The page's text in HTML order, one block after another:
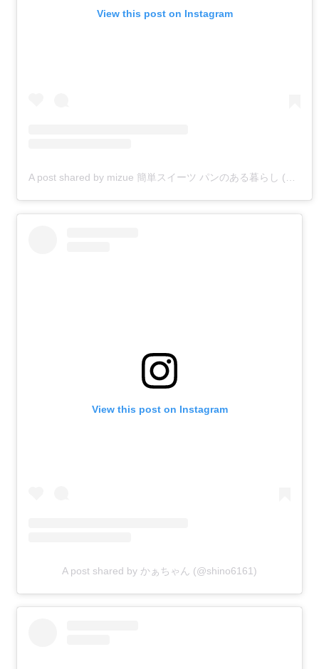
View this post on Instagram
A post shared by mizue 簡単スイーツ パンのある暮らし (@zuiflower)
View this post on Instagram
A post shared by かぁちゃん (@shino6161)